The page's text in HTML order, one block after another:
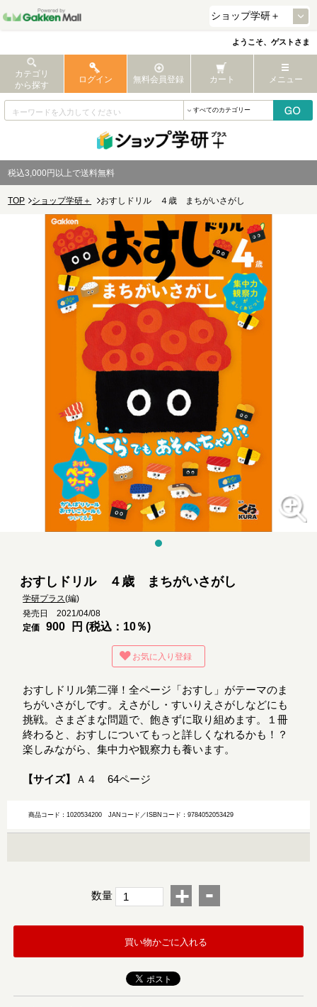
ようこそ、ゲストさま
カテゴリ
から探す
ログイン 無料会員登録 カート メニュー
税込3,000円以上で送料無料
TOP ショップ学研＋ おすしドリル ４歳 まちがいさがし
おすしドリル ４歳 まちがいさがし
学研プラス(編)
発売日 2021/04/08
定価
900 円 (税込：10％)
お気に入り登録
おすしドリル第二弾！全ページ「おすし」がテーマのま
ちがいさがしです。えさがし・すいりえさがしなどにも
挑戦。さまざまな問題で、飽きずに取り組めます。１冊
終わると、おすしについてもっと詳しくなれるかも！？
楽しみながら、集中力や観察力も養います。
【サイズ】 Ａ４ 64ページ
商品コード：1020534200JANコード／ISBNコード：9784052053429
数量 + -
買い物かごに入れる